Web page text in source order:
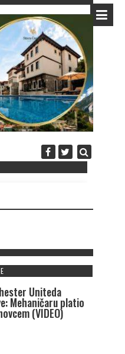
Diplomatija po
Uniteda
Mehaničaru platio
(VIDEO)